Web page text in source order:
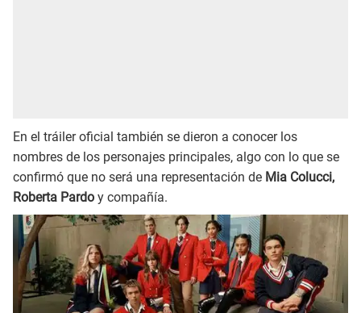
En el tráiler oficial también se dieron a conocer los
nombres de los personajes principales, algo con lo que se
confirmó que no será una representación de Mia Colucci,
Roberta Pardo y compañía.